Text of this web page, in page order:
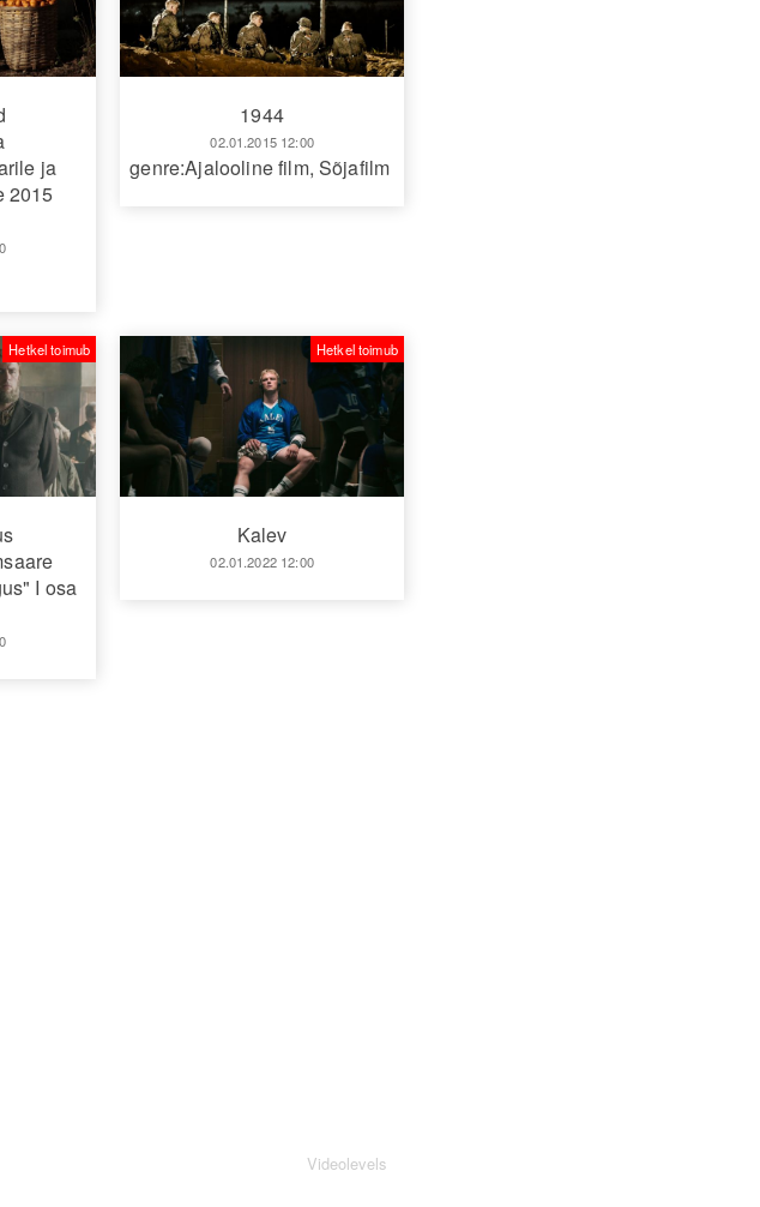
ja
2015
1944
02.01.2015 12:00
genre:Ajalooline film,Sõjafilm
I osa
Hetkel toimub
Kalev
02.01.2022 12:00
Hetkel toimub
Videolevels